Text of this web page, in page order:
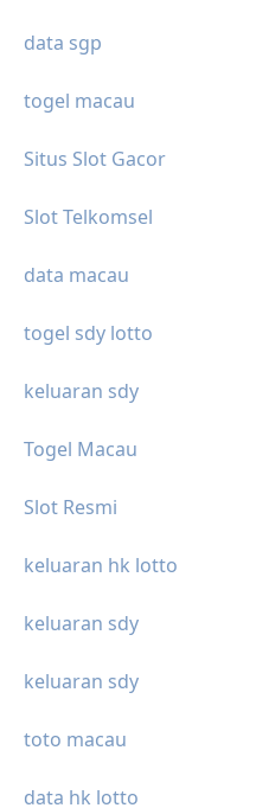
data sgp
togel macau
Situs Slot Gacor
Slot Telkomsel
data macau
togel sdy lotto
keluaran sdy
Togel Macau
Slot Resmi
keluaran hk lotto
keluaran sdy
keluaran sdy
toto macau
data hk lotto